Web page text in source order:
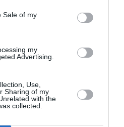
Sale of my
my
Advertising.
Use,
Sharing of my
with the
collected.
du titre…
status/337846567597899776/